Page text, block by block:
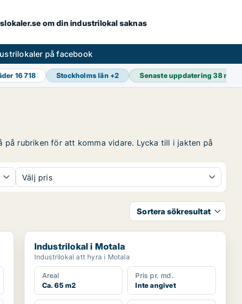
om din industrilokal saknas
på facebook
16 718 Stockholms län +2 Senaste uppdatering38 min
på rubriken för att komma vidare. Lycka till i jakten på
Välj pris
Sortera sökresultat
Industrilokal i Motala
Industrilokal i Motala
Industrilokal att hyra i Motala
Areal
Ca. 65 m2
Pris pr. md.
Inte angivet